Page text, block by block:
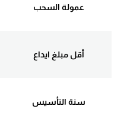
عمولة السحب
أقل مبلغ ايداع
سنة التأسيس